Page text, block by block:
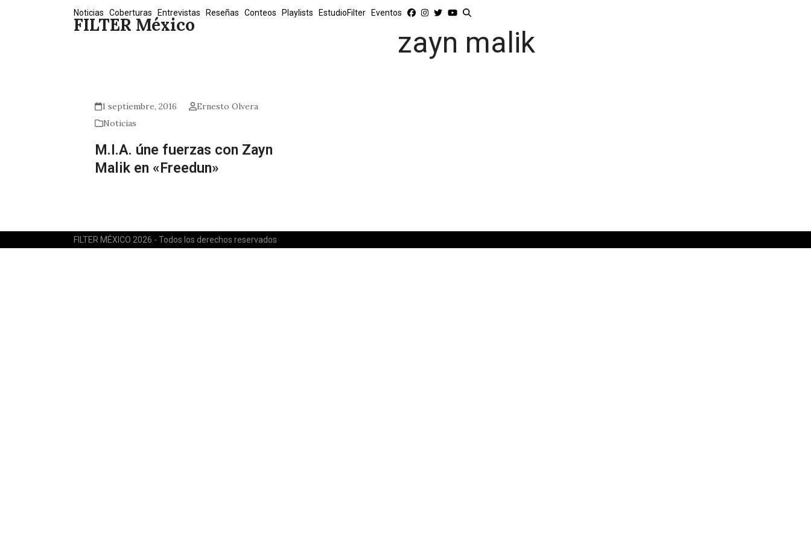
FILTER México
Noticias Coberturas Entrevistas Reseñas Conteos Playlists EstudioFilter Eventos
zayn malik
1 septiembre, 2016
Ernesto Olvera
Noticias
M.I.A. úne fuerzas con Zayn
Malik en «Freedun»
FILTER MÉXICO 2026 - Todos los derechos reservados